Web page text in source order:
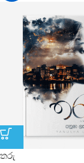
තරු